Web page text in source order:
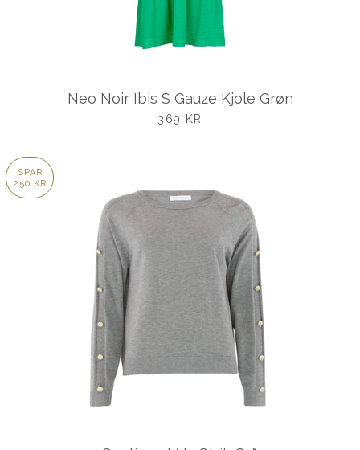
Neo Noir Ibis S Gauze Kjole Grøn
UDSALGSPRIS
369 KR
SPAR
250 KR